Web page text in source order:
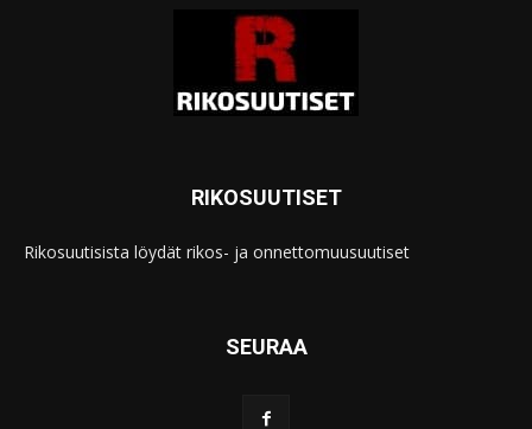
RIKOSUUTISET
Rikosuutisista löydät rikos- ja onnettomuusuutiset
SEURAA